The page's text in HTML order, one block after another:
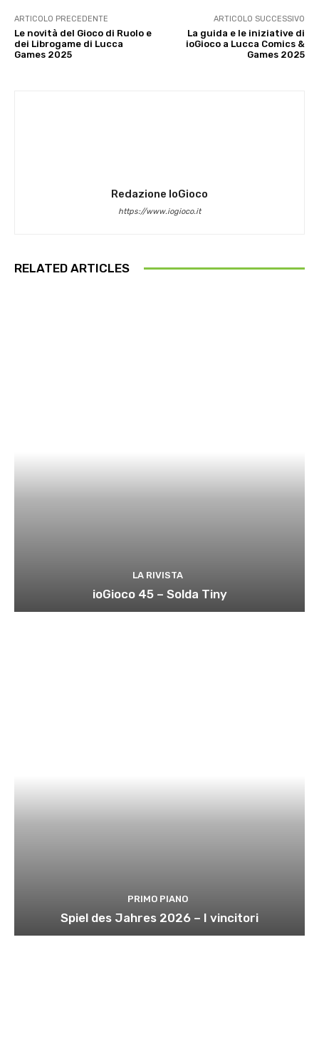
ARTICOLO PRECEDENTE
Le novità del Gioco di Ruolo e
dei Librogame di Lucca
Games 2025
ARTICOLO SUCCESSIVO
La guida e le iniziative di
ioGioco a Lucca Comics &
Games 2025
Redazione IoGioco
https://www.iogioco.it
RELATED ARTICLES
LA RIVISTA
ioGioco 45 – Solda Tiny
PRIMO PIANO
Spiel des Jahres 2026 – I vincitori